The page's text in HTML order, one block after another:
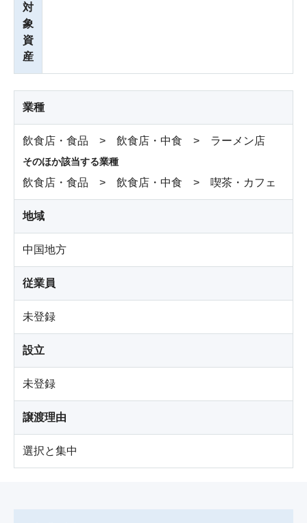
対
象
資
産
業種
飲食店・食品 > 飲食店・中食 > ラーメン店
そのほか該当する業種
飲食店・食品 > 飲食店・中食 > 喫茶・カフェ
地域
中国地方
従業員
未登録
設立
未登録
譲渡理由
選択と集中